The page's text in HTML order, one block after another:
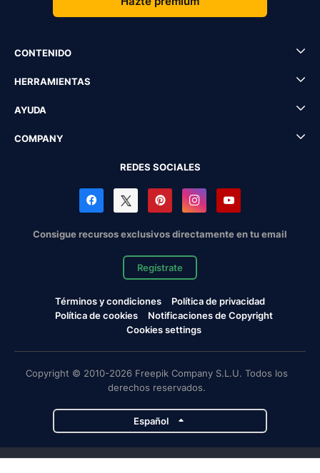
CONTENIDO
HERRAMIENTAS
AYUDA
COMPANY
REDES SOCIALES
Consigue recursos exclusivos directamente en tu email
Regístrate
Términos y condiciones
Política de privacidad
Política de cookies
Notificaciones de Copyright
Cookies settings
Copyright © 2010-2026 Freepik Company S.L.U. Todos los
derechos reservados.
Español